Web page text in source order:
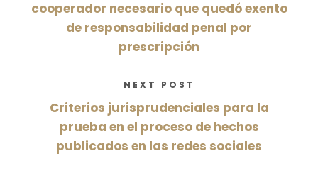
cooperador necesario que quedó exento
de responsabilidad penal por
prescripción
NEXT POST
Criterios jurisprudenciales para la
prueba en el proceso de hechos
publicados en las redes sociales